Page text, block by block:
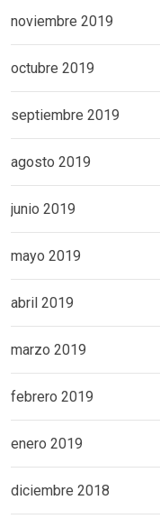
noviembre 2019
octubre 2019
septiembre 2019
agosto 2019
junio 2019
mayo 2019
abril 2019
marzo 2019
febrero 2019
enero 2019
diciembre 2018